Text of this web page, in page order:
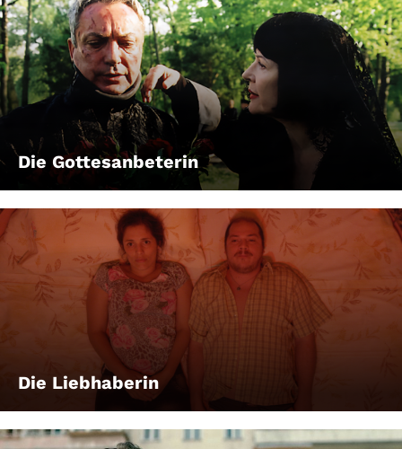
Die Gottesanbeterin
Die Liebhaberin